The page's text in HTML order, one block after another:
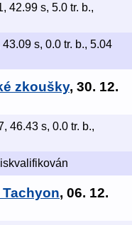
42.99 s, 5.0 tr. b.,
43.09 s, 0.0 tr. b., 5.04
zkoušky, 30. 12.
46.43 s, 0.0 tr. b.,
Tachyon, 06. 12.